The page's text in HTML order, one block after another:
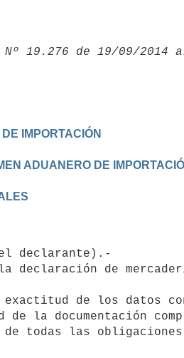
Nº 19.276 de 19/09/2014
IMPORTACIÓN
ADUANERO DE
declaración de
de los datos
la documentación
todas las